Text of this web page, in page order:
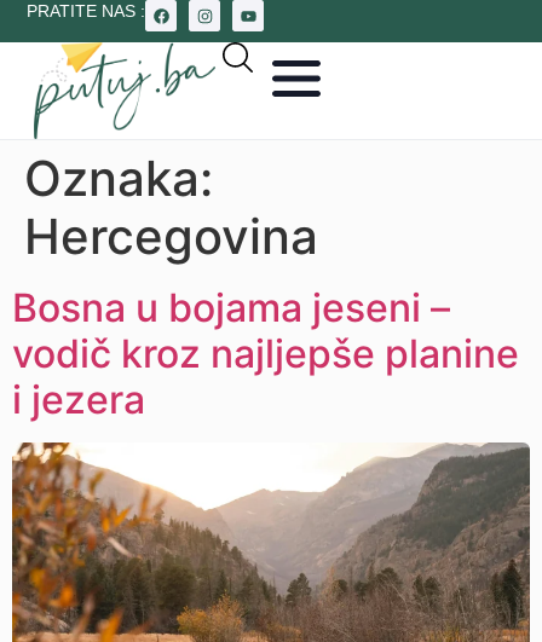
PRATITE NAS :
Oznaka:
Hercegovina
Bosna u bojama jeseni –
vodič kroz najljepše planine
i jezera